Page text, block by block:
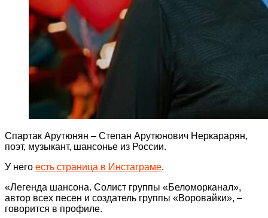
Спартак Арутюнян – Степан Арутюнович Неркарарян,
поэт, музыкант, шансонье из России.
У него есть страница в Инстаграме.
«Легенда шансона. Солист группы «Беломорканал»,
автор всех песен и создатель группы «Воровайки», –
говорится в профиле.